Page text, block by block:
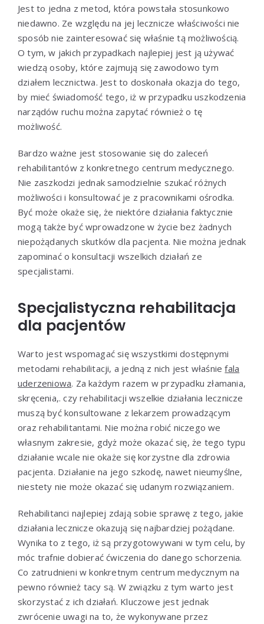
Jest to jedna z metod, która powstała stosunkowo
niedawno. Ze względu na jej lecznicze właściwości nie
sposób nie zainteresować się właśnie tą możliwością.
O tym, w jakich przypadkach najlepiej jest ją używać
wiedzą osoby, które zajmują się zawodowo tym
działem lecznictwa. Jest to doskonała okazja do tego,
by mieć świadomość tego, iż w przypadku uszkodzenia
narządów ruchu można zapytać również o tę
możliwość.
Bardzo ważne jest stosowanie się do zaleceń
rehabilitantów z konkretnego centrum medycznego.
Nie zaszkodzi jednak samodzielnie szukać różnych
możliwości i konsultować je z pracownikami ośrodka.
Być może okaże się, że niektóre działania faktycznie
mogą także być wprowadzone w życie bez żadnych
niepożądanych skutków dla pacjenta. Nie można jednak
zapominać o konsultacji wszelkich działań ze
specjalistami.
Specjalistyczna rehabilitacja
dla pacjentów
Warto jest wspomagać się wszystkimi dostępnymi
metodami rehabilitacji, a jedną z nich jest właśniefala
uderzeniowa. Za każdym razem w przypadku złamania,
skręcenia,. czy rehabilitacji wszelkie działania lecznicze
muszą być konsultowane z lekarzem prowadzącym
oraz rehabilitantami. Nie można robić niczego we
własnym zakresie, gdyż może okazać się, że tego typu
działanie wcale nie okaże się korzystne dla zdrowia
pacjenta. Działanie na jego szkodę, nawet nieumyślne,
niestety nie może okazać się udanym rozwiązaniem.
Rehabilitanci najlepiej zdają sobie sprawę z tego, jakie
działania lecznicze okazują się najbardziej pożądane.
Wynika to z tego, iż są przygotowywani w tym celu, by
móc trafnie dobierać ćwiczenia do danego schorzenia.
Co zatrudnieni w konkretnym centrum medycznym na
pewno również tacy są. W związku z tym warto jest
skorzystać z ich działań. Kluczowe jest jednak
zwrócenie uwagi na to, że wykonywane przez